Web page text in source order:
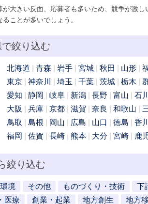
が大きい反面、応募者も多いため、競争が激
ことが多いでしょう。
絞り込む
北海道 青森 岩手 宮城 秋田 山形
東京 神奈川 埼玉 千葉 茨城 栃木
愛知 静岡 岐阜 新潟 長野 富山 石川
大阪 兵庫 京都 滋賀 奈良 和歌山
鳥取 島根 岡山 広島 山口 徳島 香川
福岡 佐賀 長崎 熊本 大分 宮崎 鹿
絞り込む
境 その他 ものづくり・技術 下
医療 創業・起業 地方創生 地方